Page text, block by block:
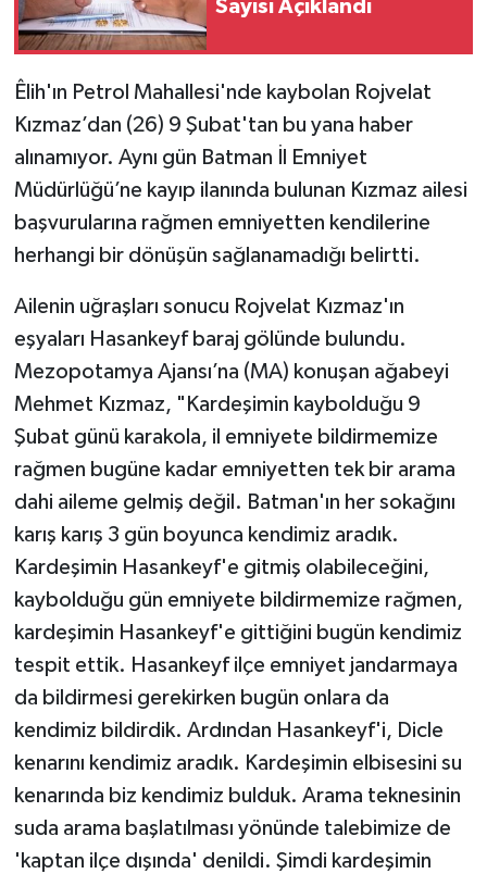
Sayısı Açıklandı
Êlih'ın Petrol Mahallesi'nde kaybolan Rojvelat
Kızmaz’dan (26) 9 Şubat'tan bu yana haber
alınamıyor. Aynı gün Batman İl Emniyet
Müdürlüğü’ne kayıp ilanında bulunan Kızmaz ailesi
başvurularına rağmen emniyetten kendilerine
herhangi bir dönüşün sağlanamadığı belirtti.
Ailenin uğraşları sonucu Rojvelat Kızmaz'ın
eşyaları Hasankeyf baraj gölünde bulundu.
Mezopotamya Ajansı’na (MA) konuşan ağabeyi
Mehmet Kızmaz, "Kardeşimin kaybolduğu 9
Şubat günü karakola, il emniyete bildirmemize
rağmen bugüne kadar emniyetten tek bir arama
dahi aileme gelmiş değil. Batman'ın her sokağını
karış karış 3 gün boyunca kendimiz aradık.
Kardeşimin Hasankeyf'e gitmiş olabileceğini,
kaybolduğu gün emniyete bildirmemize rağmen,
kardeşimin Hasankeyf'e gittiğini bugün kendimiz
tespit ettik. Hasankeyf ilçe emniyet jandarmaya
da bildirmesi gerekirken bugün onlara da
kendimiz bildirdik. Ardından Hasankeyf'i, Dicle
kenarını kendimiz aradık. Kardeşimin elbisesini su
kenarında biz kendimiz bulduk. Arama teknesinin
suda arama başlatılması yönünde talebimize de
'kaptan ilçe dışında' denildi. Şimdi kardeşimin